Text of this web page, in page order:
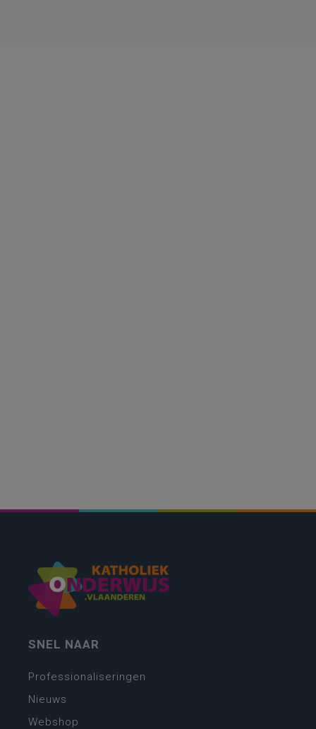
SNEL NAAR
Professionaliseringen
Nieuws
Webshop